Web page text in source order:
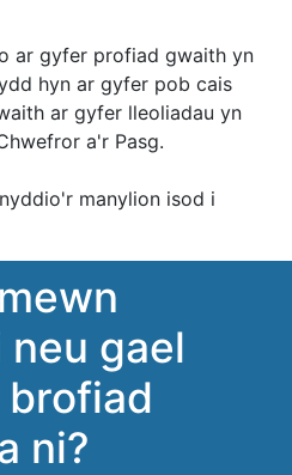
ar gyfer profiad gwaith yn
hyn ar gyfer pob cais
ar gyfer lleoliadau yn
a'r Pasg.
manylion isod i
gael
ni?